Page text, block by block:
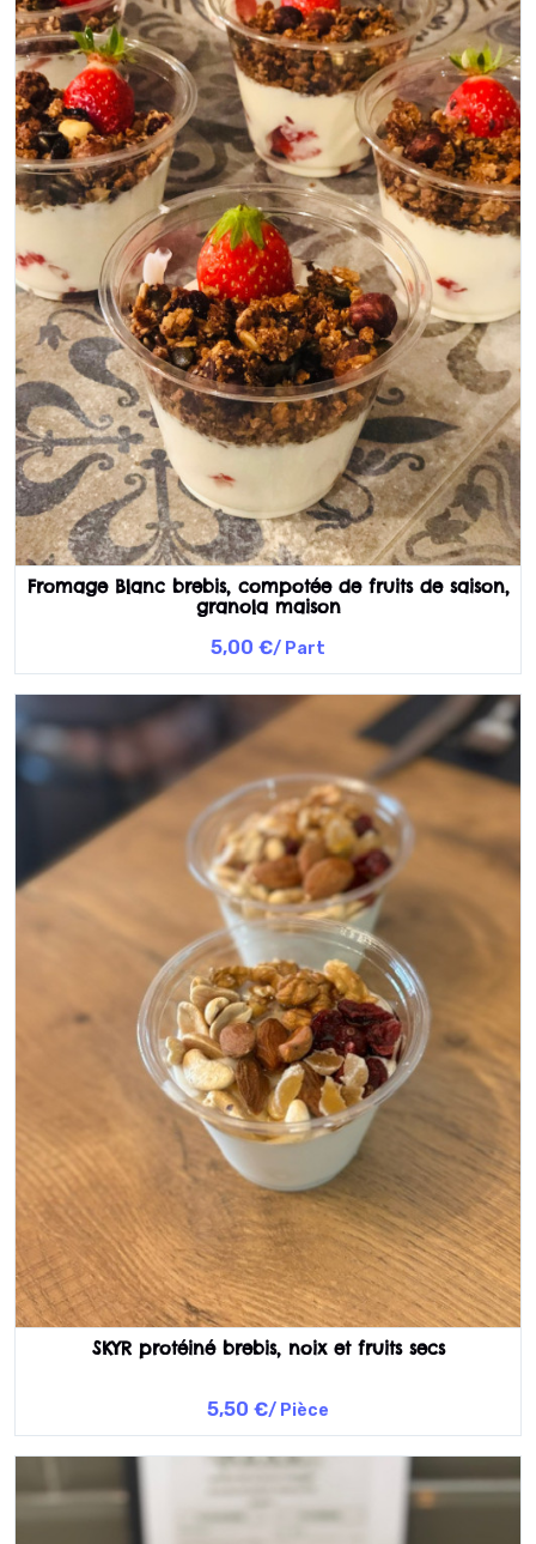
Fromage Blanc brebis, compotée de fruits de saison,
granola maison
5,00 €/ Part
SKYR protéiné brebis, noix et fruits secs
5,50 €/ Pièce